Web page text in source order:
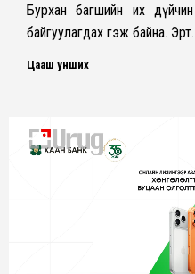
Бурхан багшийн их
байгуулагдах гэж байна.
Цааш унших